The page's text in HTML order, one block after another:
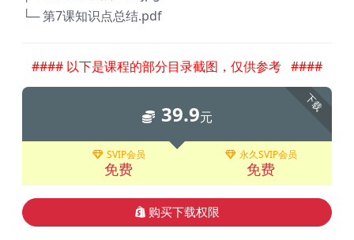
└─ 第7课知识点总结.pdf
#### 以下是课程的部分目录截图，仅供参考 ####
下载
39.9元
SVIP会员
免费
永久SVIP会员
免费
购买下载权限